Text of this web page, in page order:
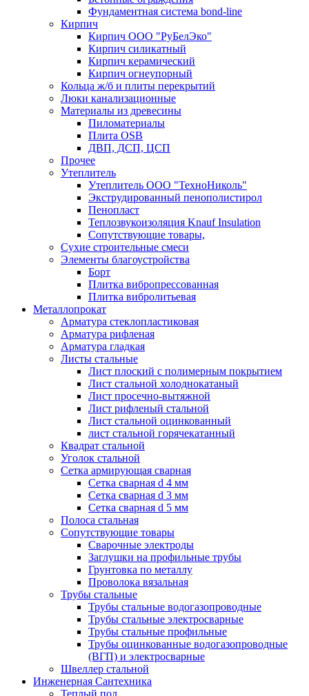
Фундаментная система bond-line
Кирпич
Кирпич ООО "РуБелЭко"
Кирпич силикатный
Кирпич керамический
Кирпич огнеупорный
Кольца ж/б и плиты перекрытий
Люки канализационные
Материалы из древесины
Пиломатериалы
Плита OSB
ДВП, ДСП, ЦСП
Прочее
Утеплитель
Утеплитель ООО "ТехноНиколь"
Экструдированный пенополистирол
Пенопласт
Теплозвукоизоляция Knauf Insulation
Сопутствующие товары,
Сухие строительные смеси
Элементы благоустройства
Борт
Плитка вибропрессованная
Плитка вибролитьевая
Металлопрокат
Арматура стеклопластиковая
Арматура рифленая
Арматура гладкая
Листы стальные
Лист плоский с полимерным покрытием
Лист стальной холоднокатаный
Лист просечно-вытяжной
Лист рифленый стальной
Лист стальной оцинкованный
лист стальной горячекатанный
Квадрат стальной
Уголок стальной
Сетка армирующая сварная
Сетка сварная d 4 мм
Сетка сварная d 3 мм
Сетка сварная d 5 мм
Полоса стальная
Сопутствующие товары
Сварочные электроды
Заглушки на профильные трубы
Грунтовка по металлу
Проволока вязальная
Трубы стальные
Трубы стальные водогазопроводные
Трубы стальные электросварные
Трубы стальные профильные
Трубы оцинкованные водогазопроводные
(ВГП) и электросварные
Швеллер стальной
Инженерная Сантехника
Теплый пол